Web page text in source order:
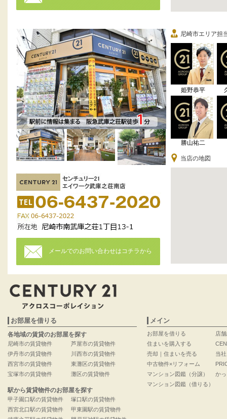
メールでのお問い合わせはコチラから
尼崎市エリア担
姫野恭平
勝山祐二
当店の地図
お部屋を借りる
各地域の賃貸のお部屋を探す
尼崎市の賃貸物件
伊丹市の賃貸物件
西宮市の賃貸物件
宝塚市の賃貸物件
芦屋市の賃貸物件
川西市の賃貸物件
東灘区の賃貸物件
灘区の賃貸物件
駅から賃貸物件のお部屋を探す
甲子園口駅の賃貸物件
西宮北口駅の賃貸物件
塚口駅の賃貸物件
甲東園駅の賃貸物件
メイン
お部屋を借りる
住まいを購入する
売却｜住まいを売る
中古物件×リフォーム
マンション図鑑（分譲）
マンション図鑑（借りる）
店
当
か